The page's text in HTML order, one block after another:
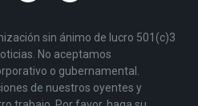
sin ánimo de lucro 501(c)3
No aceptamos
o gubernamental.
de nuestros oyentes y